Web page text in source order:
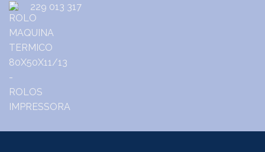
229 013 317